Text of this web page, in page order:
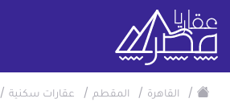
/ القاهرة / المقطم / عقارات سكنية /